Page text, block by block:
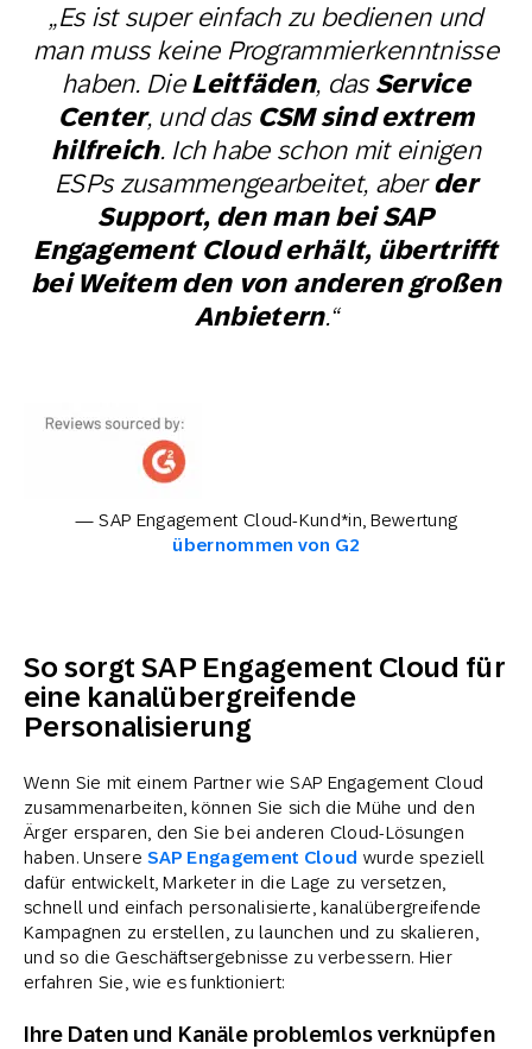
„Es ist super einfach zu bedienen und
man muss keine Programmierkenntnisse
haben. DieLeitfäden, dasService
Center, und dasCSM sind extrem
hilfreich. Ich habe schon mit einigen
ESPs zusammengearbeitet, aberder
Support, den man bei SAP
Engagement Cloud erhält, übertrifft
bei Weitem den von anderen großen
Anbietern.“
— SAP Engagement Cloud-Kund*in, Bewertung
übernommen von G2
So sorgt SAP Engagement Cloud für
eine kanalübergreifende
Personalisierung
Wenn Sie mit einem Partner wie SAP Engagement Cloud
zusammenarbeiten, können Sie sich die Mühe und den
Ärger ersparen, den Sie bei anderen Cloud-Lösungen
haben. UnsereSAP Engagement Cloud wurde speziell
dafür entwickelt, Marketer in die Lage zu versetzen,
schnell und einfach personalisierte, kanalübergreifende
Kampagnen zu erstellen, zu launchen und zu skalieren,
und so die Geschäftsergebnisse zu verbessern. Hier
erfahren Sie, wie es funktioniert:
Ihre Daten und Kanäle problemlos verknüpfen